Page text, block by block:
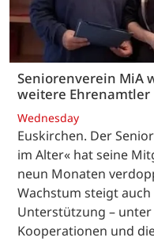
Seniorenverein MiA
weitere Ehrenamtler
Wednesday
Euskirchen. Der
im Alter« hat seine
neun Monaten
Wachstum steigt
Unterstützung –
Kooperationen und